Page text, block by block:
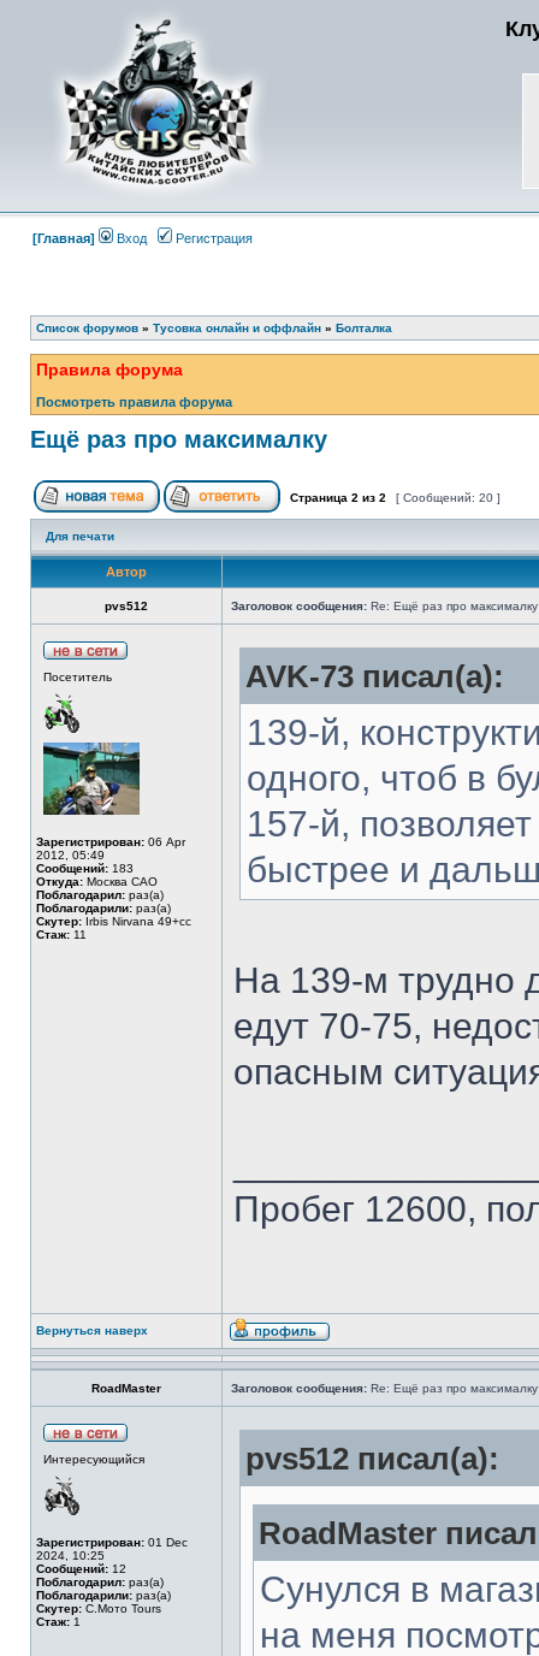
[Главная] Вход Регистрация
Список форумов » Тусовка онлайн и оффлайн » Болталка
Правила форума
Посмотреть правила форума
Ещё раз про максималку
Страница 2 из 2 [ Сообщений: 20 ]
Для печати
Автор
pvs512 Заголовок сообщения: Re: Ещё раз про максималку
Посетитель
Зарегистрирован: 06 Apr
2012, 05:49
Сообщений: 183
Откуда: Москва САО
Поблагодарил: раз(а)
Поблагодарили: раз(а)
Скутер: Irbis Nirvana 49+cc
Стаж: 11
AVK-73 писал(а):
139-й,
одного, чтоб в
157-й,
быстрее и
На 139-м трудно
едут 70-75,
опасным
Пробег 12600,
Вернуться наверх
RoadMaster Заголовок сообщения: Re: Ещё раз про максималку
Интересующийся
Зарегистрирован: 01 Dec
2024, 10:25
Сообщений: 12
Поблагодарил: раз(а)
Поблагодарили: раз(а)
Скутер: С.Мото Tours
Стаж: 1
pvs512 писал(а):
RoadMaster
Сунулся в
на меня